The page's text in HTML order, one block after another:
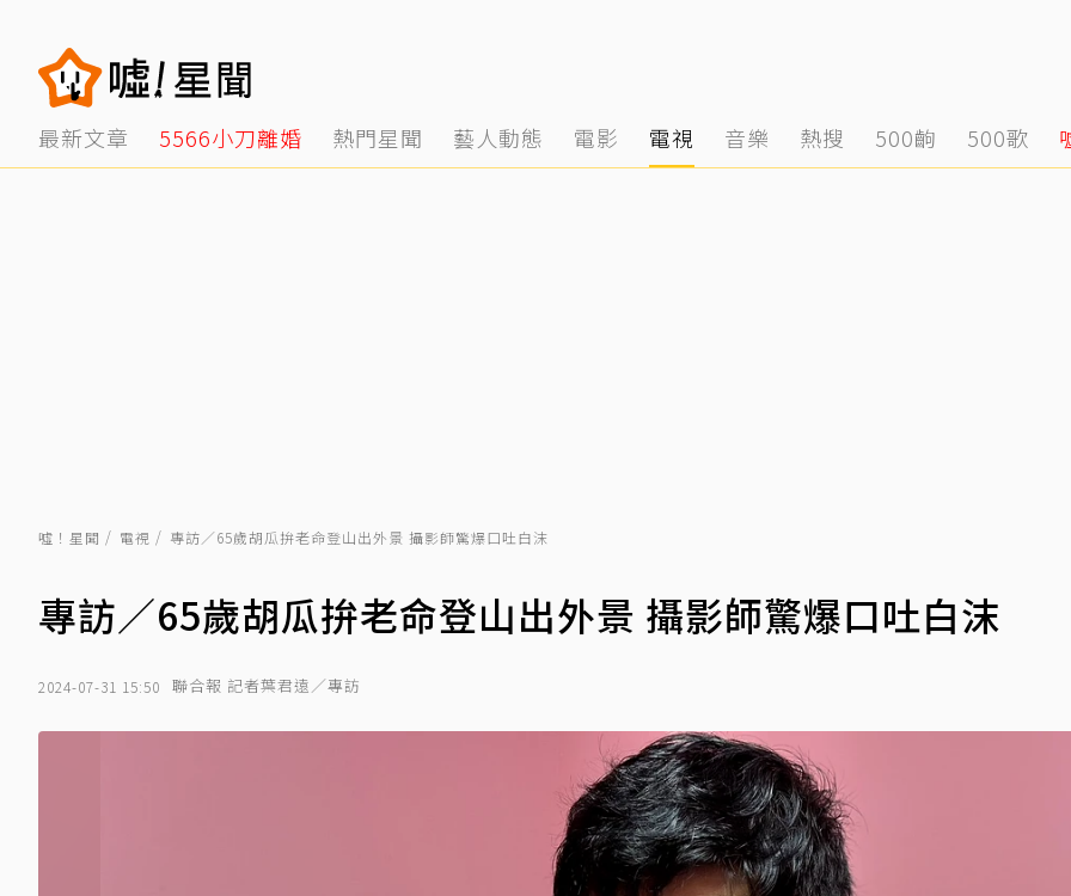
最新文章 5566小刀離婚 熱門星聞 藝人動態 電影 電視 音樂 熱搜 500齣 500歌
噓！星聞 電視 專訪／65歲胡瓜拚老命登山出外景 攝影師驚爆口吐白沫
專訪／65歲胡瓜拚老命登山出外景 攝影師驚爆口吐白沫
2024-07-31 15:50 聯合報 記者葉君遠／專訪